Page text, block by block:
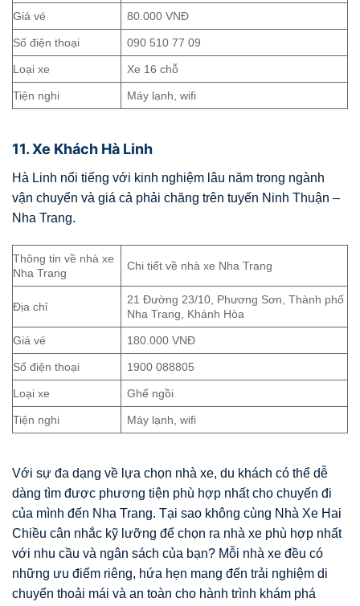
Giá vé 80.000 VNĐ
Số điện thoại 090 510 77 09
Loại xe Xe 16 chỗ
Tiện nghi Máy lạnh, wifi
11. Xe Khách Hà Linh
Hà Linh nổi tiếng với kinh nghiệm lâu năm trong ngành
vận chuyển và giá cả phải chăng trên tuyến Ninh Thuận –
Nha Trang.
Thông tin về nhà xe
Nha Trang
Chi tiết về nhà xe Nha Trang
Địa chỉ
21 Đường 23/10, Phương Sơn, Thành phố
Nha Trang, Khánh Hòa
Giá vé 180.000 VNĐ
Số điện thoại 1900 088805
Loại xe Ghế ngồi
Tiện nghi Máy lạnh, wifi
Với sự đa dạng về lựa chọn nhà xe, du khách có thể dễ
dàng tìm được phương tiện phù hợp nhất cho chuyến đi
của mình đến Nha Trang. Tại sao không cùng Nhà Xe Hai
Chiều cân nhắc kỹ lưỡng để chọn ra nhà xe phù hợp nhất
với nhu cầu và ngân sách của bạn? Mỗi nhà xe đều có
những ưu điểm riêng, hứa hẹn mang đến trải nghiệm di
chuyển thoải mái và an toàn cho hành trình khám phá